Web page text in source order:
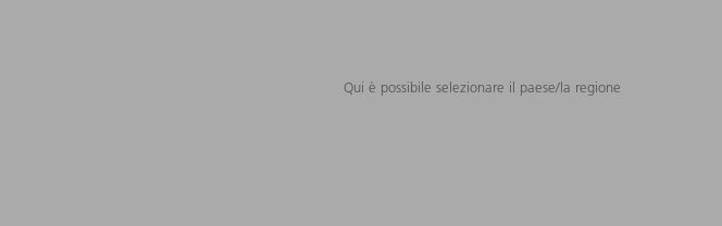
Qui è possibile selezionare il paese/la regione